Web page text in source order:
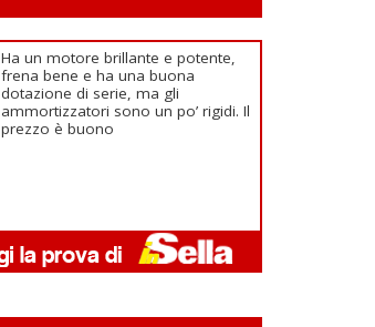
Ha un motore brillante e potente,
frena bene e ha una buona
dotazione di serie, ma gli
ammortizzatori sono un po’ rigidi. Il
prezzo è buono